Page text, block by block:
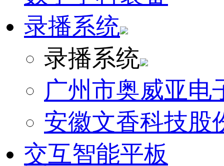
录播系统
录播系统
广州市奥威亚电
安徽文香科技股
交互智能平板